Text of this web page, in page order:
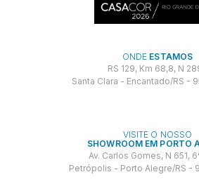
ONDE ESTAMOS
RS 129, Km 68,8, N
Santa Clara - Encantado/RS -
VISITE O NOSSO
SHOWROOM EM PORTO
Av. Carlos Gomes, N 651,
Petrópolis - Porto Alegre/RS -